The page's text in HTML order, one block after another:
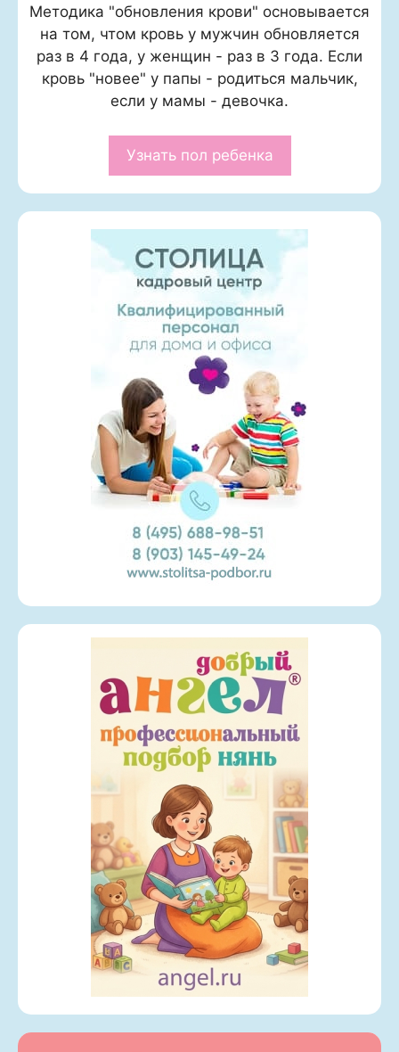
Методика "обновления крови" основывается
на том, чтом кровь у мужчин обновляется
раз в 4 года, у женщин - раз в 3 года. Если
кровь "новее" у папы - родиться мальчик,
если у мамы - девочка.
Узнать пол ребенка